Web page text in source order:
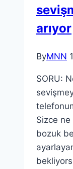
arıyor
ByMNN
SORU:
Sizce ne
bozuk